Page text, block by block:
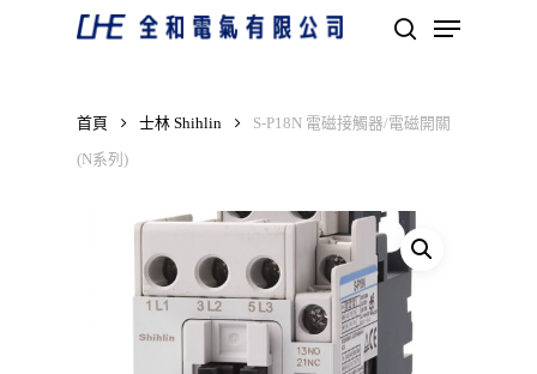
Menu
首頁 士林 Shihlin S-P18N 電磁接觸器/電磁開關
(N系列)